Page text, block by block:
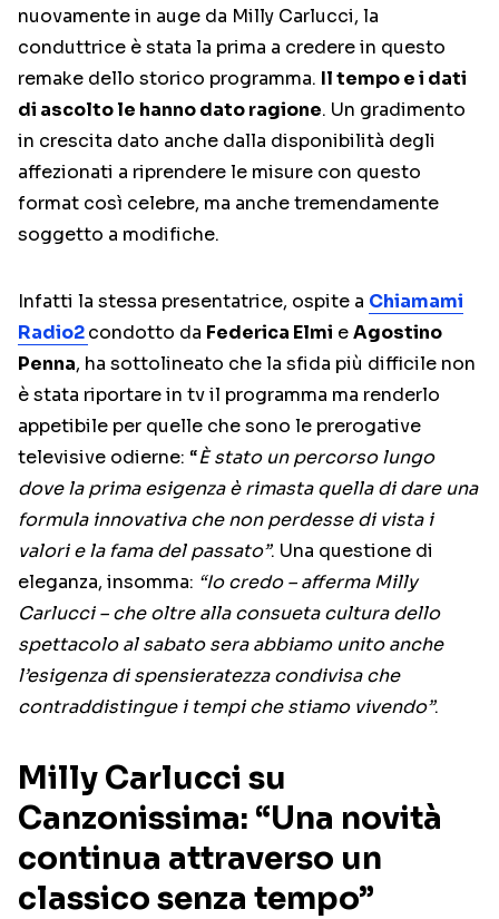
nuovamente in auge da Milly Carlucci, la
conduttrice è stata la prima a credere in questo
remake dello storico programma. Il tempo e i dati
di ascolto le hanno dato ragione. Un gradimento
in crescita dato anche dalla disponibilità degli
affezionati a riprendere le misure con questo
format così celebre, ma anche tremendamente
soggetto a modifiche.
Infatti la stessa presentatrice, ospite a Chiamami
Radio2condotto da Federica Elmi eAgostino
Penna, ha sottolineato che la sfida più difficile non
è stata riportare in tv il programma ma renderlo
appetibile per quelle che sono le prerogative
televisive odierne: “È stato un percorso lungo
dove la prima esigenza è rimasta quella di dare una
formula innovativa che non perdesse di vista i
valori e la fama del passato”. Una questione di
eleganza, insomma: “Io credo – afferma Milly
Carlucci – che oltre alla consueta cultura dello
spettacolo al sabato sera abbiamo unito anche
l’esigenza di spensieratezza condivisa che
contraddistingue i tempi che stiamo vivendo”.
Milly Carlucci su
Canzonissima: “Una novità
continua attraverso un
classico senza tempo”